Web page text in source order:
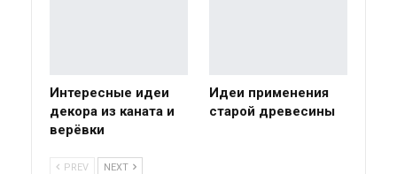
Интересные идеи
декора из каната и
верёвки
Идеи применения
старой древесины
PREV NEXT